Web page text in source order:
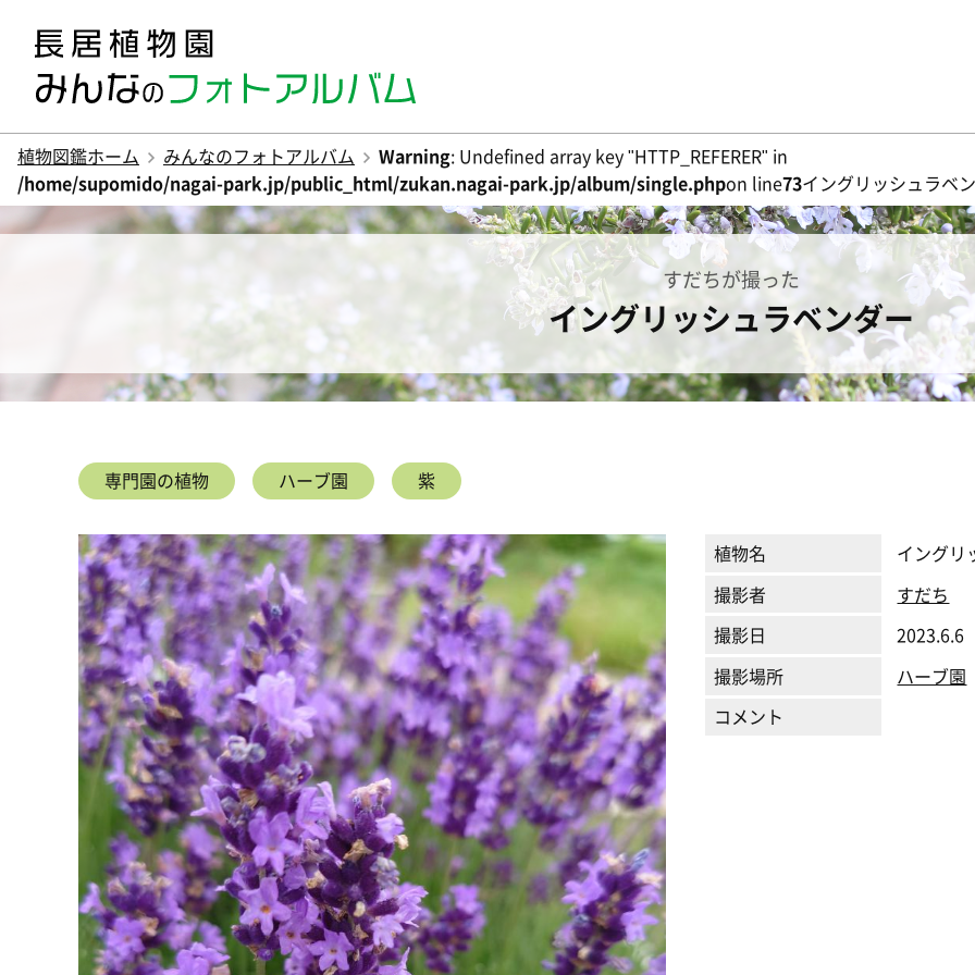
植物図鑑ホーム みんなのフォトアルバム Warning: Undefined array key "HTTP_REFERER" in
/home/supomido/nagai-park.jp/public_html/zukan.nagai-park.jp/album/single.phpon line73イングリッシュラベ
すだちが撮った
イングリッシュラベンダー
専門園の植物 ハーブ園 紫
植物名
イングリ
撮影者
すだち
撮影日
2023.6.6
撮影場所
ハーブ園
コメント